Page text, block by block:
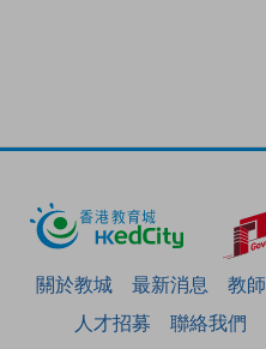
關於教城 最新消息 教師
人才招募
聯絡我們